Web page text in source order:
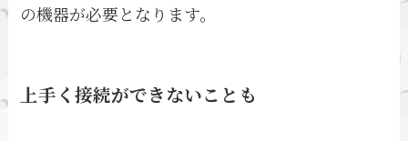
の機器が必要となります。
上手く接続ができないことも